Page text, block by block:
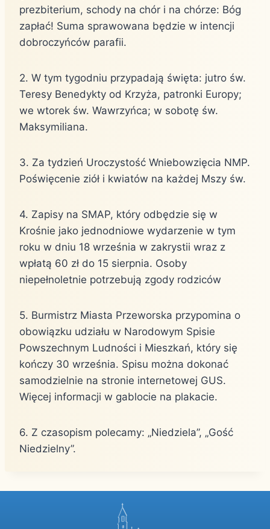
prezbiterium, schody na chór i na chórze: Bóg
zapłać! Suma sprawowana będzie w intencji
dobroczyńców parafii.
2. W tym tygodniu przypadają święta: jutro św.
Teresy Benedykty od Krzyża, patronki Europy;
we wtorek św. Wawrzyńca; w sobotę św.
Maksymiliana.
3. Za tydzień Uroczystość Wniebowzięcia NMP.
Poświęcenie ziół i kwiatów na każdej Mszy św.
4. Zapisy na SMAP, który odbędzie się w
Krośnie jako jednodniowe wydarzenie w tym
roku w dniu 18 września w zakrystii wraz z
wpłatą 60 zł do 15 sierpnia. Osoby
niepełnoletnie potrzebują zgody rodziców
5. Burmistrz Miasta Przeworska przypomina o
obowiązku udziału w Narodowym Spisie
Powszechnym Ludności i Mieszkań, który się
kończy 30 września. Spisu można dokonać
samodzielnie na stronie internetowej GUS.
Więcej informacji w gablocie na plakacie.
6. Z czasopism polecamy: „Niedziela”, „Gość
Niedzielny”.